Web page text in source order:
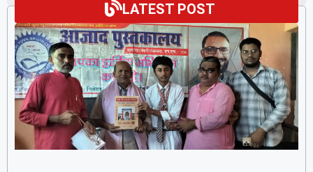
LATEST POST